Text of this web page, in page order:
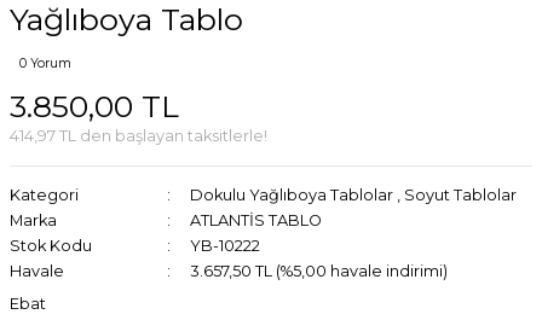
Yağlıboya Tablo
0 Yorum
3.850,00 TL
414,97 TL den başlayan taksitlerle!
Kategori Dokulu Yağlıboya Tablolar , Soyut Tablolar
Marka
ATLANTİS TABLO
Stok Kodu
YB-10222
Havale
3.657,50 TL (%5,00 havale indirimi)
Ebat